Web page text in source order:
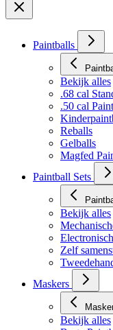
NL
Paintballs
Bekijk alles
.68 cal
.50 cal
Reballs
Gelballs
Magfed
Paintball Sets
Bekijk alles
Zelf
Maskers